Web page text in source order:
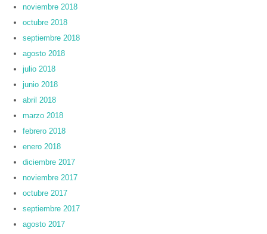
noviembre 2018
octubre 2018
septiembre 2018
agosto 2018
julio 2018
junio 2018
abril 2018
marzo 2018
febrero 2018
enero 2018
diciembre 2017
noviembre 2017
octubre 2017
septiembre 2017
agosto 2017